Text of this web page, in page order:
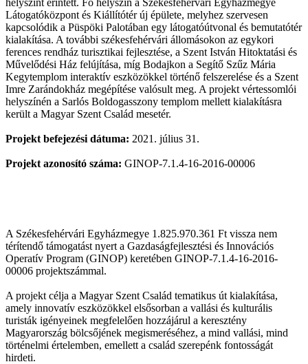
Látogatóközpont és Kiállítótér új épülete, melyhez szervesen
kapcsolódik a Püspöki Palotában egy látogatóútvonal és bemutatótér
kialakítása. A további székesfehérvári állomásokon az egykori
ferences rendház turisztikai fejlesztése, a Szent István Hitoktatási és
Művelődési Ház felújítása, míg Bodajkon a Segítő Szűz Mária
Kegytemplom interaktív eszközökkel történő felszerelése és a Szent
Imre Zarándokház megépítése valósult meg. A projekt vértessomlói
helyszínén a Sarlós Boldogasszony templom mellett kialakításra
került a Magyar Szent Család mesetér.
Projekt befejezési dátuma: 2021. július 31.
Projekt azonosító száma: GINOP-7.1.4-16-2016-00006
A Székesfehérvári Egyházmegye 1.825.970.361 Ft vissza nem
térítendő támogatást nyert a Gazdaságfejlesztési és Innovációs
Operatív Program (GINOP) keretében GINOP-7.1.4-16-2016-
00006 projektszámmal.
A projekt célja a Magyar Szent Család tematikus út kialakítása,
amely innovatív eszközökkel elsősorban a vallási és kulturális
turisták igényeinek megfelelően hozzájárul a keresztény
Magyarország bölcsőjének megismeréséhez, a mind vallási, mind
történelmi értelemben, emellett a család szerepénk fontosságát
hirdeti.